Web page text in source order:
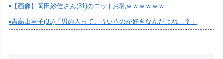
▪️【画像】岡田紗佳さん(31)のニットお乳ｗｗｗｗｗｗ
▪️吉高由里子(35)「男の人ってこういうのが好きなんだよね…？」